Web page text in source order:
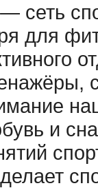
— сеть
для
и
делает